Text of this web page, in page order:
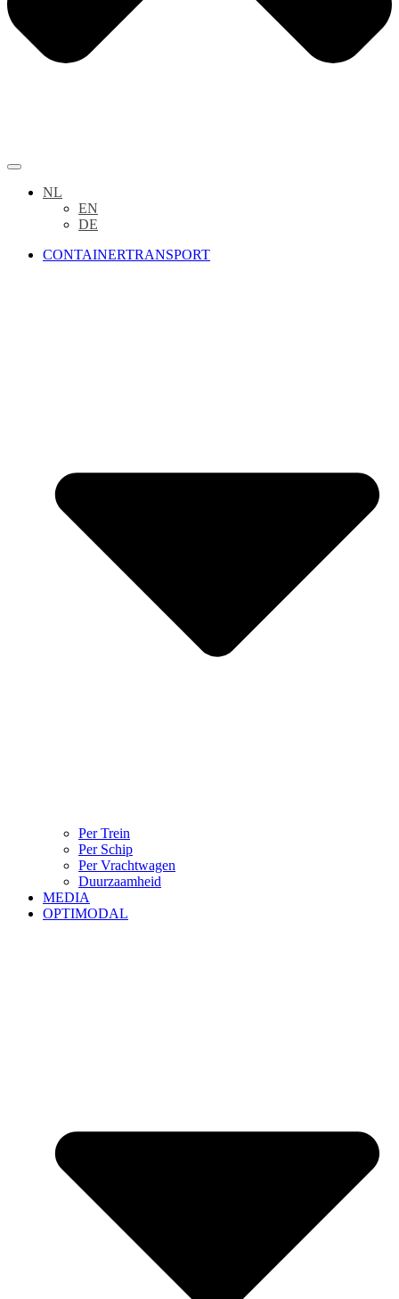
NL
EN
DE
CONTAINERTRANSPORT
Per Trein
Per Schip
Per Vrachtwagen
Duurzaamheid
MEDIA
OPTIMODAL